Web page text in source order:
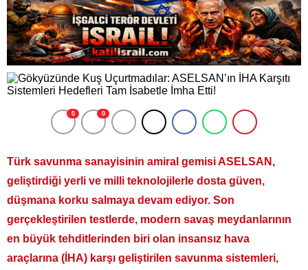
0 0
Türk savunma sanayisinin amiral gemisi ASELSAN,
geliştirdiği yerli ve milli teknolojilerle dosta güven,
düşmana korku salmaya devam ediyor. Son
gerçekleştirilen testlerde, modern savaş meydanlarının
en büyük tehditlerinden biri olan insansız hava
araçlarına (İHA) karşı geliştirilen savunma sistemleri,